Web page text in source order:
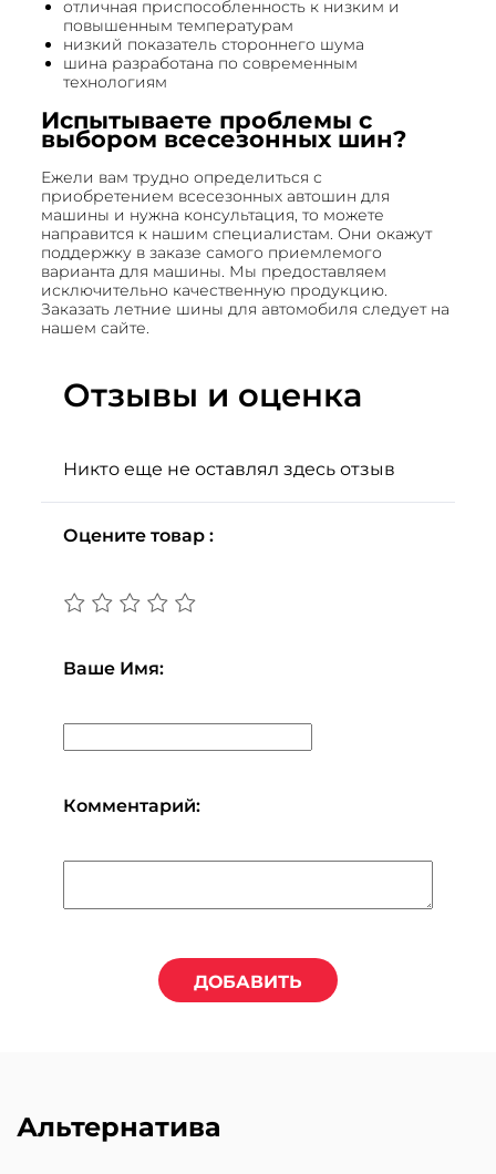
отличная приспособленность к низким и
повышенным температурам
низкий показатель стороннего шума
шина разработана по современным
технологиям
Испытываете проблемы с
выбором всесезонных шин?
Ежели вам трудно определиться с
приобретением всесезонных автошин для
машины и нужна консультация, то можете
направится к нашим специалистам. Они окажут
поддержку в заказе самого приемлемого
варианта для машины. Мы предоставляем
исключительно качественную продукцию.
Заказать летние шины для автомобиля следует на
нашем сайте.
Отзывы и оценка
Никто еще не оставлял здесь отзыв
Оцените товар :
Ваше Имя:
Комментарий:
ДОБАВИТЬ
Альтернатива